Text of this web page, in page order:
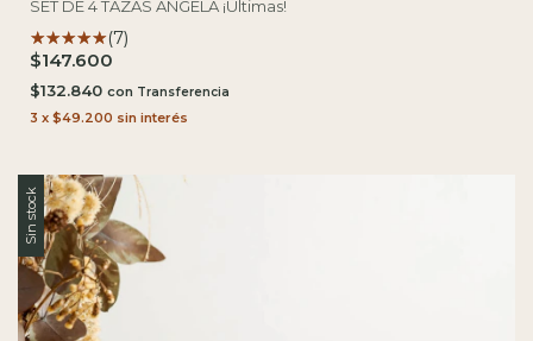
SET DE 4 TAZAS ANGELA ¡Últimas!
(7)
$147.600
$132.840 con
3 x $49.200 sin interés
Sin stock